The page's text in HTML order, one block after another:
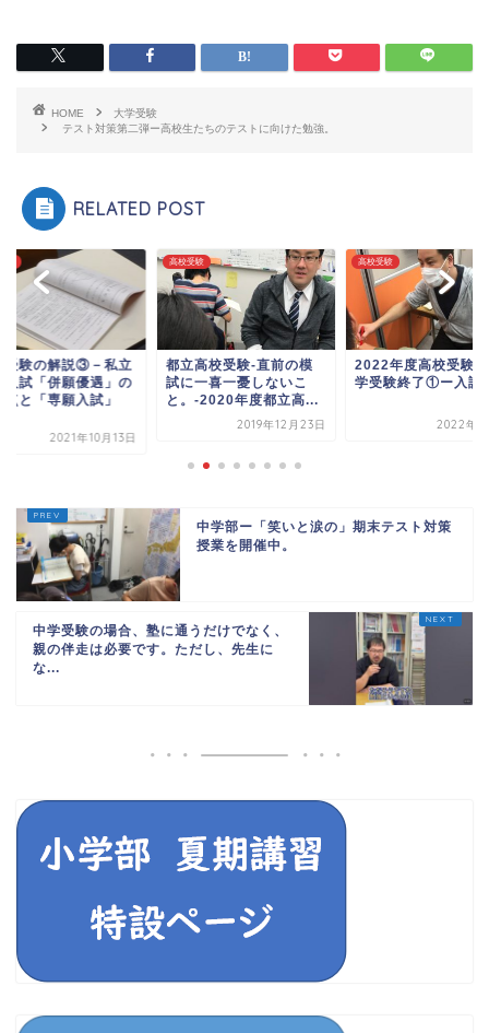
HOME
大学受験
テスト対策第二弾ー高校生たちのテストに向けた勉強。
RELATED POST
受験の解説③－私立
入試「併願優遇」の
点と「専願入試」
2021年10月13日
高校受験
都立高校受験‐直前の模
試に一喜一憂しないこ
と。‐2020年度都立高...
2019年12月23日
高校受験
2022年度高校受験
学受験終了①ー入試
2022年3
中学部ー「笑いと涙の」期末テスト対策
授業を開催中。
中学受験の場合、塾に通うだけでなく、
親の伴走は必要です。ただし、先生に
な...